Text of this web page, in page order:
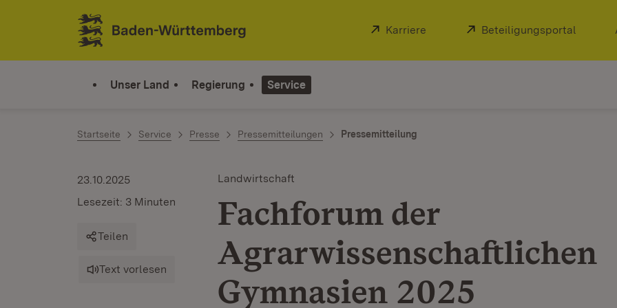
Zum Inhalt springen
Link zur Startseite
Extern:
Karriere (Öffnet in neuem Fenster)
Extern:
Beteiligungsportal
Unser Land Regierung Service
Startseite Service Presse Pressemitteilungen Pressemitteilung
Landwirtschaft
Fachforum der
Agrarwissenschaftlichen
Gymnasien 2025
23.10.2025
Lesezeit: 3 Minuten
Teilen
Text vorlesen